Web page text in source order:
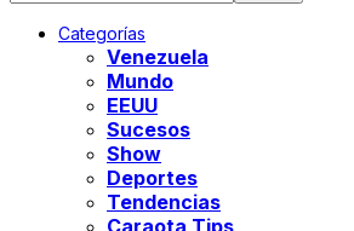
Categorías
Venezuela
Mundo
EEUU
Sucesos
Show
Deportes
Tendencias
Caraota Tips